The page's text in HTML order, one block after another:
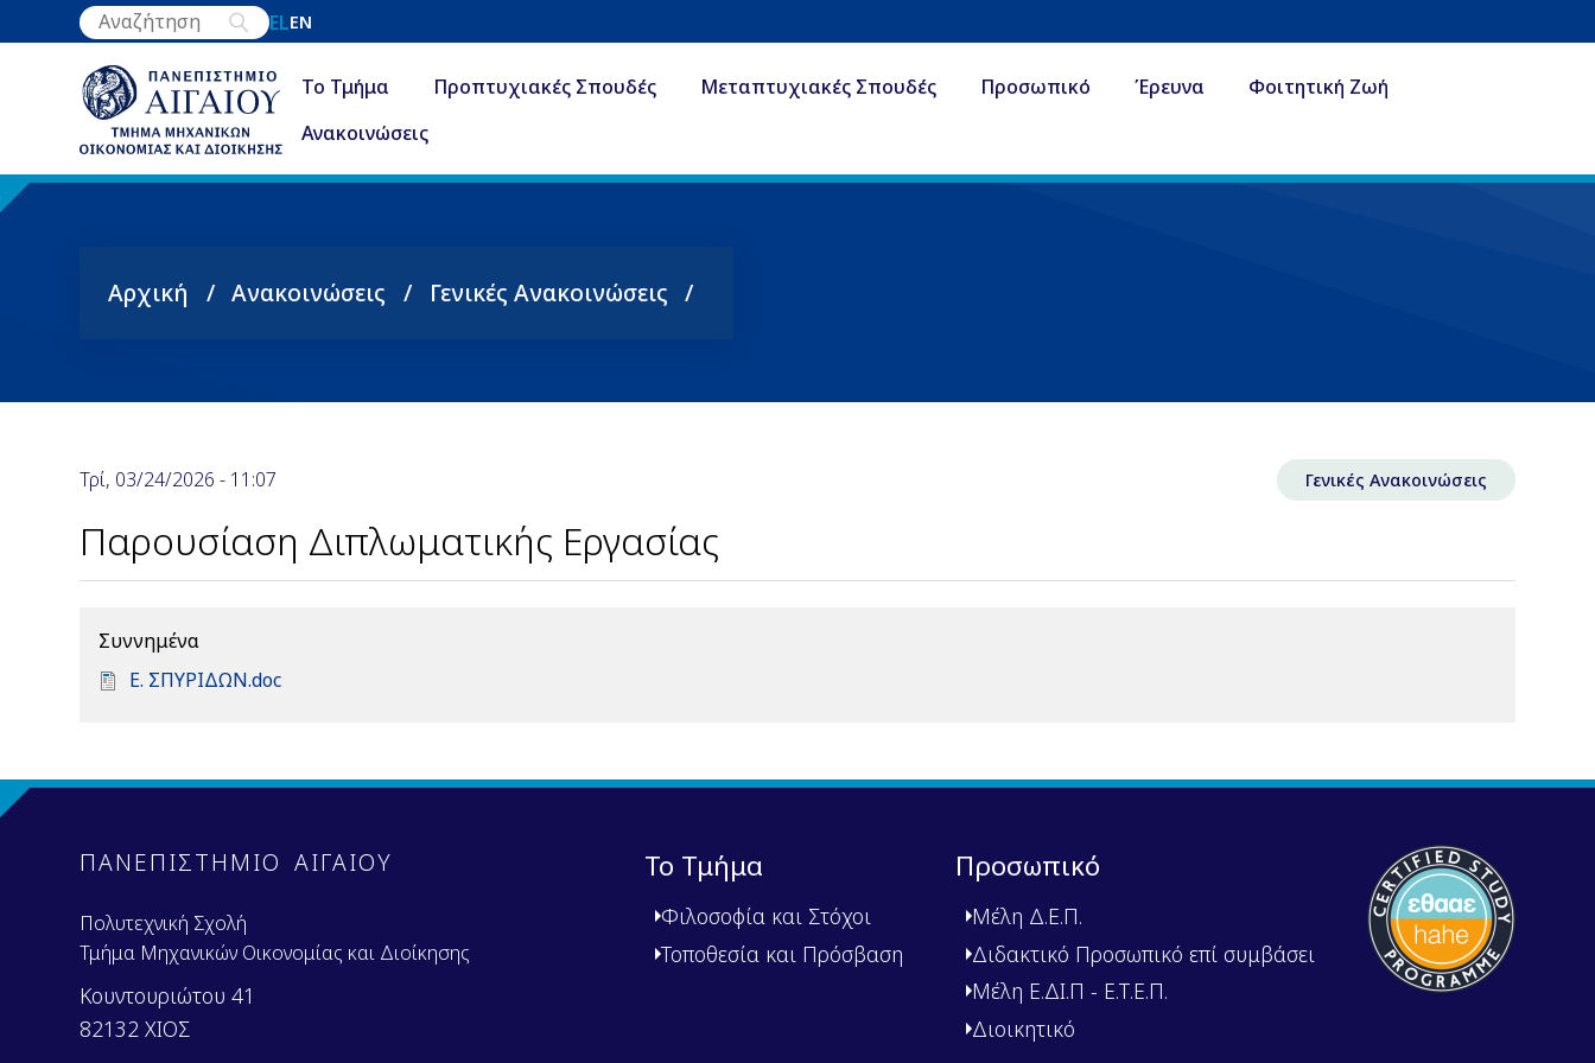
Παράκαμψη
προς
περιεχόμενο
ELEN
Το Τμήμα Προπτυχιακές Σπουδές Μεταπτυχιακές Σπουδές Προσωπικό Έρευνα
Φοιτητική Ζωή
Ανακοινώσεις
Breadcrumb
Αρχική Ανακοινώσεις Γενικές Ανακοινώσεις
Τρί, 03/24/2026 - 11:07 Γενικές Ανακοινώσεις
Παρουσίαση Διπλωματικής Εργασίας
Συννημένα
D
n
Ε. ΣΠΥΡΙΔΩΝ.doc
ΠΑΝΕΠΙΣΤΗΜΙΟ ΑΙΓΑΙΟΥ
Πολυτεχνική Σχολή
Τμήμα Μηχανικών Οικονομίας και Διοίκησης
Κουντουριώτου 41
82132 ΧΙΟΣ
Το Τμήμα
Φιλοσοφία και Στόχοι
Τοποθεσία και Πρόσβαση
Προσωπικό
Μέλη Δ.Ε.Π.
Διδακτικό Προσωπικό επί συμβάσει
Μέλη Ε.ΔΙ.Π - Ε.Τ.Ε.Π.
Διοικητικό